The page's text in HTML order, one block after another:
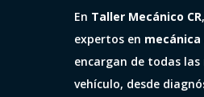
En Taller Mecánico CR
expertos en
encargan de todas las
vehículo, desde